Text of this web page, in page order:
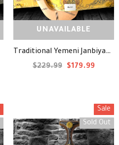
UNAVAILABLE
Traditional Yemeni Janbiyah -ELA04- جنبية يمنية تقليدية
$229.99 $179.99
Sale
Sold Out